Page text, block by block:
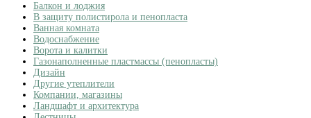
Балкон и лоджия
В защиту полистирола и пенопласта
Ванная комната
Водоснабжение
Ворота и калитки
Газонаполненные пластмассы (пенопласты)
Дизайн
Другие утеплители
Компании, магазины
Ландшафт и архитектура